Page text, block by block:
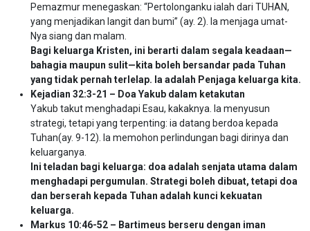
Pemazmur menegaskan: “Pertolonganku ialah dari TUHAN,
yang menjadikan langit dan bumi” (ay. 2). Ia menjaga umat-
Nya siang dan malam.
Bagi keluarga Kristen, ini berarti dalam segala keadaan—
bahagia maupun sulit—kita boleh bersandar pada Tuhan
yang tidak pernah terlelap. Ia adalah Penjaga keluarga kita.
Kejadian 32:3-21 – Doa Yakub dalam ketakutan
Yakub takut menghadapi Esau, kakaknya. Ia menyusun
strategi, tetapi yang terpenting: ia datang berdoa kepada
Tuhan(ay. 9-12). Ia memohon perlindungan bagi dirinya dan
keluarganya.
Ini teladan bagi keluarga: doa adalah senjata utama dalam
menghadapi pergumulan. Strategi boleh dibuat, tetapi doa
dan berserah kepada Tuhan adalah kunci kekuatan
keluarga.
Markus 10:46-52 – Bartimeus berseru dengan iman